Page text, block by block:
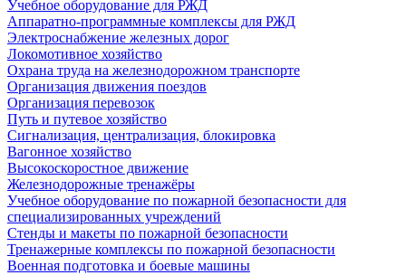
Учебное оборудование для РЖД
Аппаратно-программные комплексы для РЖД
Электроснабжение железных дорог
Локомотивное хозяйство
Охрана труда на железнодорожном транспорте
Организация движения поездов
Организация перевозок
Путь и путевое хозяйство
Сигнализация, централизация, блокировка
Вагонное хозяйство
Высокоскоростное движение
Железнодорожные тренажёры
Учебное оборудование по пожарной безопасности для
специализированных учреждений
Стенды и макеты по пожарной безопасности
Тренажерные комплексы по пожарной безопасности
Военная подготовка и боевые машины